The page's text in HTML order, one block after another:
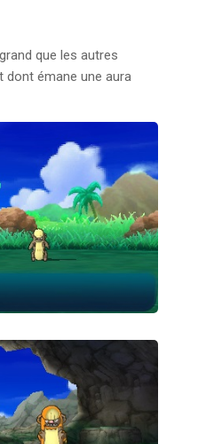
que les autres
dont émane une aura